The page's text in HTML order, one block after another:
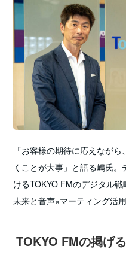
「お客様の期待に応えなが
くことが大事」と語る嶋氏
けるTOKYO FMのデジタル
未来と音声×マーティング活
TOKYO FMの掲げ